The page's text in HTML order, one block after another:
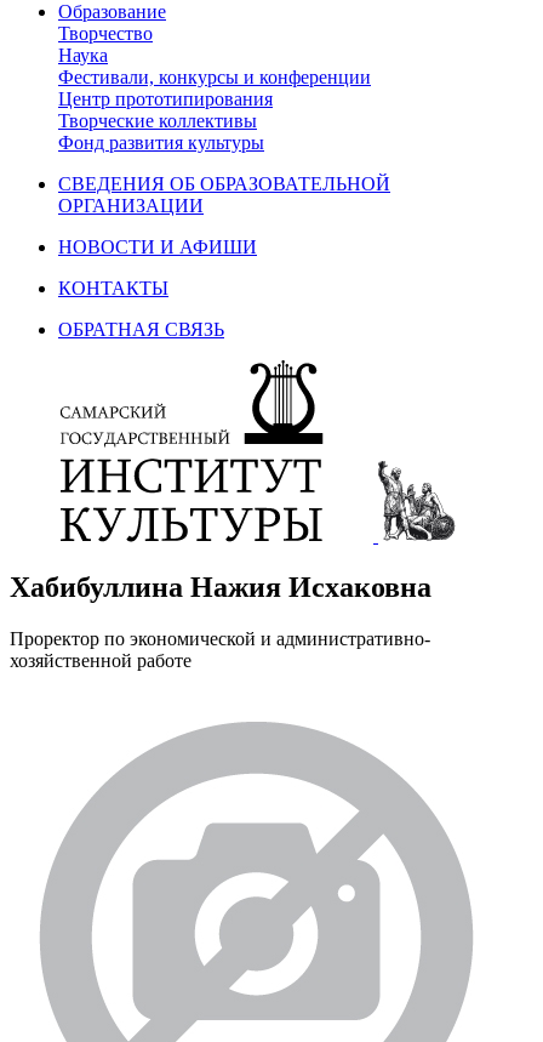
Образование
Творчество
Наука
Фестивали, конкурсы и конференции
Центр прототипирования
Творческие коллективы
Фонд развития культуры
СВЕДЕНИЯ ОБ ОБРАЗОВАТЕЛЬНОЙ
ОРГАНИЗАЦИИ
НОВОСТИ И АФИШИ
КОНТАКТЫ
ОБРАТНАЯ СВЯЗЬ
Хабибуллина Нажия Исхаковна
Проректор по экономической и административно-
хозяйственной работе